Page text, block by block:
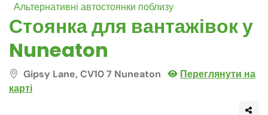
Альтернативні автостоянки поблизу
Стоянка для вантажівок у
Nuneaton
Gipsy Lane, CV10 7 Nuneaton
Переглянути на
карті